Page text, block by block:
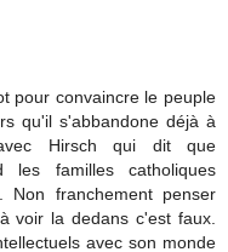
pour convaincre le peuple
qu'il s'abbandone déjà à
Hirsch qui dit que
les familles catholiques
Non franchement penser
voir la dedans c'est faux.
avec son monde